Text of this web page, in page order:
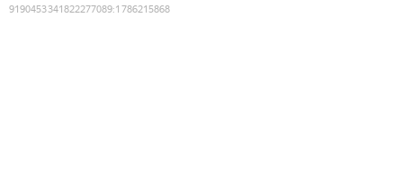
9190453341822277089:1786215868